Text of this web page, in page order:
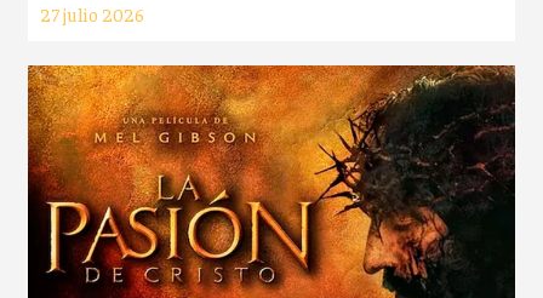
27 julio 2026